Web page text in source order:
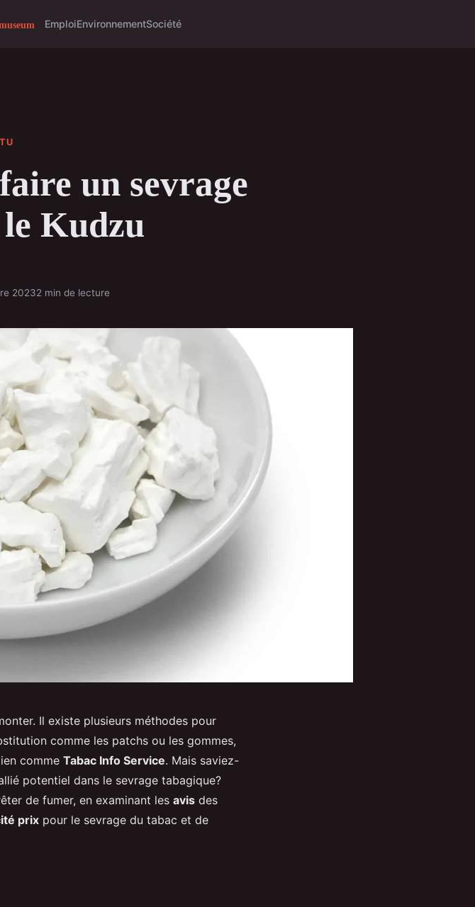
EmploiEnvironnementSociété
un sevrage
Kudzu
20232 min de lecture
Il existe plusieurs méthodes pour
comme les patchs ou les gommes,
comme Tabac Info Service. Mais saviez-
potentiel dans le sevrage tabagique?
de fumer, en examinant les avis des
prix pour le sevrage du tabac et de